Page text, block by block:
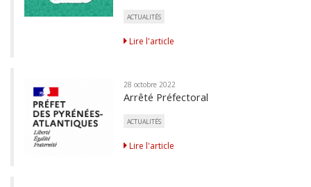
ACTUALITÉS
Lire l'article
28 octobre 2022
Arrêté Préfectoral
ACTUALITÉS
Lire l'article